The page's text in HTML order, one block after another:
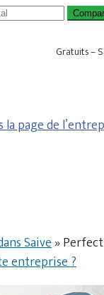
Gratuits –
la page de
Saive»
entreprise ?